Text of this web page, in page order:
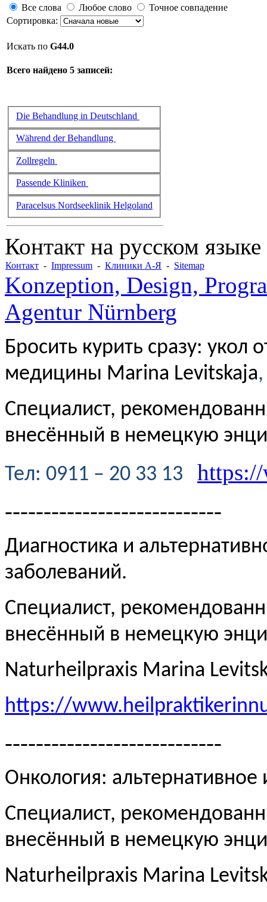
Все слова Любое слово
Точное совпадение
Сортировка:
Искать по G44.0
Всего найдено 5 записей:
Die Behandlung in Deutschland
Während der Behandlung
Zollregeln
Passende Kliniken
Paracelsus Nordseeklinik Helgoland
Контакт на русском
Контакт - Impressum - Клиники А-Я - Sitemap
Konzeption, Design,
Agentur Nürnberg
Бросить курить сразу: укол
медицины Marina Levitskaja,
Специалист,
внесённый в немецкую
Teл: 0911 – 20 33 13
----------------------------
Диагностика и
заболеваний.
Специалист,
внесённый в немецкую
Naturheilpraxis Marina
https://
----------------------------
Онкология:
Специалист,
внесённый в немецкую
Naturheilpraxis Marina